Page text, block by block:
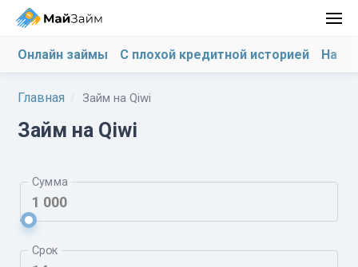
Онлайн займы С плохой кредитной историей На
Главная Займ на Qiwi
Займ на Qiwi
Сумма
Срок